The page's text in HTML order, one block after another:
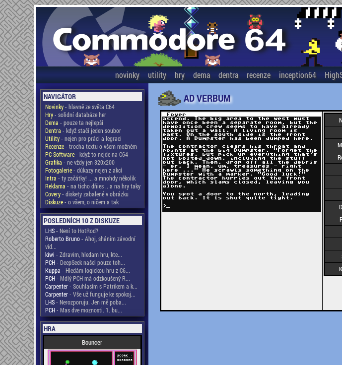
novinky utility hry dema dentra recenze inception64
NAVIGÁTOR
Novinky- hlavně ze světa C64
Hry- solidní databáze her
Dema - pouze ta nejlepší
Dentra - když stačí jeden soubor
Utility- nejen pro práci a legraci
Recenze- trocha textu o všem možném
PC Software- když to nejde na C64
Grafika - ne vždy jen 320x200
Fotogalerie- důkazy nejen z akcí
Intra - ty začátky! ... a mnohdy několik
Reklama - na ticho dňies .. a na hry taky
Covery- diskety zabalené v obrázku
Diskuze- o všem, o ničem a tak
POSLEDNÍCH 10 Z DISKUZE
LHS- Není to HotRod?
Roberto Bruno- Ahoj, sháním závodní
vid...
kiwi - Zdravim, hledam hru, kte...
PCH- DeepSeek našel pouze toh...
Kuppa - Hledám logickou hru z C6...
PCH- Mdlý PCH má odzkoušený R...
Carpenter- Souhlasím s Patrikem a k...
Carpenter- Vše už funguje ke spokoj...
LHS- Nerozporuju. Jen mě poba...
PCH- Mas dve moznosti. 1. bu...
HRA
Bouncer
AD VERBUM